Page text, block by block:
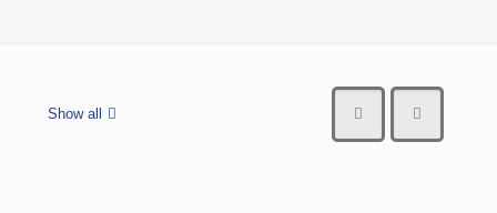
Show all